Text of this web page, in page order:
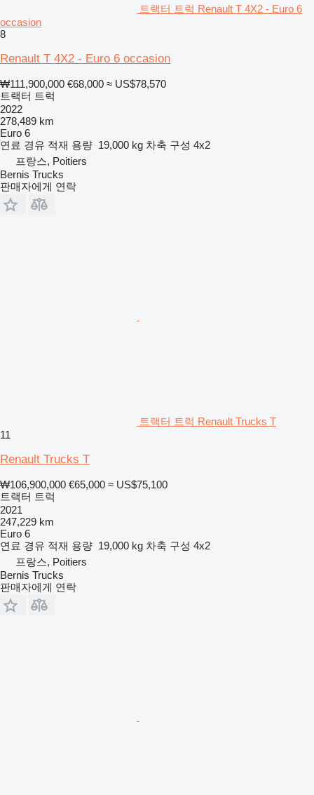
트랙터 트럭 Renault T 4X2 - Euro 6
occasion
8
Renault T 4X2 - Euro 6 occasion
₩111,900,000 €68,000 ≈ US$78,570
트랙터 트럭
2022
278,489 km
Euro 6
연료 경유 적재 용량 19,000 kg 차축 구성 4x2
프랑스, Poitiers
Bernis Trucks
판매자에게 연락
트랙터 트럭 Renault Trucks T
11
Renault Trucks T
₩106,900,000 €65,000 ≈ US$75,100
트랙터 트럭
2021
247,229 km
Euro 6
연료 경유 적재 용량 19,000 kg 차축 구성 4x2
프랑스, Poitiers
Bernis Trucks
판매자에게 연락